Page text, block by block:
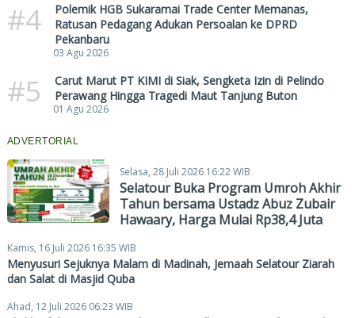
#4
Polemik HGB Sukaramai Trade Center Memanas,
Ratusan Pedagang Adukan Persoalan ke DPRD
Pekanbaru
03 Agu 2026
#5
Carut Marut PT KIMI di Siak, Sengketa Izin di Pelindo
Perawang Hingga Tragedi Maut Tanjung Buton
01 Agu 2026
ADVERTORIAL
Selasa, 28 Juli 2026 16:22 WIB
Selatour Buka Program Umroh Akhir
Tahun bersama Ustadz Abuz Zubair
Hawaary, Harga Mulai Rp38,4 Juta
Kamis, 16 Juli 2026 16:35 WIB
Menyusuri Sejuknya Malam di Madinah, Jemaah Selatour Ziarah
dan Salat di Masjid Quba
Ahad, 12 Juli 2026 06:23 WIB